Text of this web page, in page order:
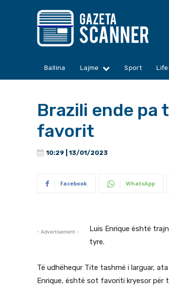
Ballina Lajme Sport
Brazili ende pa
favorit
10:29 | 13/01/2023
Facebook WhatsApp
- Advertisement -
Luis Enrique është
tyre.
Të udhëhequr Tite tashmë i larguar,
Enrique, është sot favoriti kryesor për